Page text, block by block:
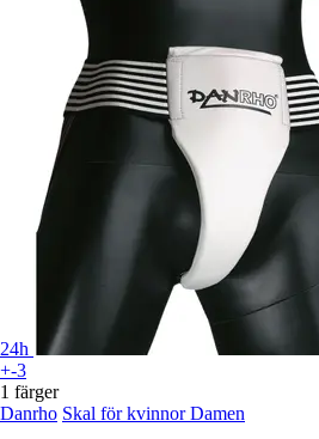
24h
+-3
1 färger
Danrho Skal för kvinnor Damen